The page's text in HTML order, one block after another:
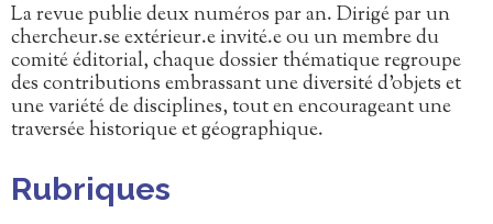
La revue publie deux numéros par an. Dirigé par un
chercheur.se extérieur.e invité.e ou un membre du
comité éditorial, chaque dossier thématique regroupe
des contributions embrassant une diversité d’objets et
une variété de disciplines, tout en encourageant une
traversée historique et géographique.
Rubriques